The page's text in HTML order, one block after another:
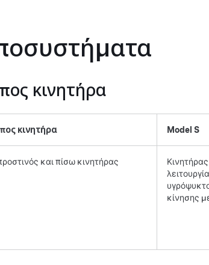
κινητήρα
κινητήρα Model S
και πίσω κινητήρας
κίνησης